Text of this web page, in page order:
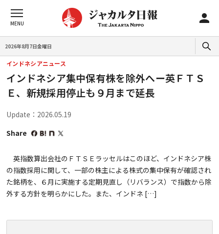
2026年8月7日金曜日
インドネシアニュース
インドネシア集中保有株を除外へー英ＦＴＳ
Ｅ、新規採用停止も９月まで延長
Update：2026.05.19
Share
英指数算出会社のＦＴＳＥラッセルはこのほど、インドネシア株
の指数採用に関して、一部の株主による株式の集中保有が確認され
た銘柄を、６月に実施する定期見直し（リバランス）で指数から除
外する方針を明らかにした。また、インドネ […]